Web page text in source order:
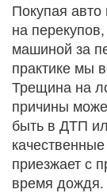
Покупая
на
машиной за
практике мы
Трещина на
причины
быть в ДТП
приезжает с
время дождя.